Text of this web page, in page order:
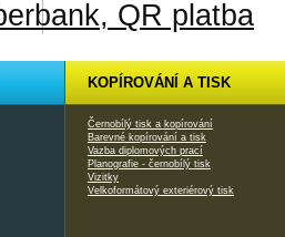
KOPÍROVÁNÍ A TISK
Černobílý tisk a kopírování
Barevné kopírování a tisk
Vazba diplomových prací
Planografie - černobílý tisk
Vizitky
Velkoformátový exteriérový tisk